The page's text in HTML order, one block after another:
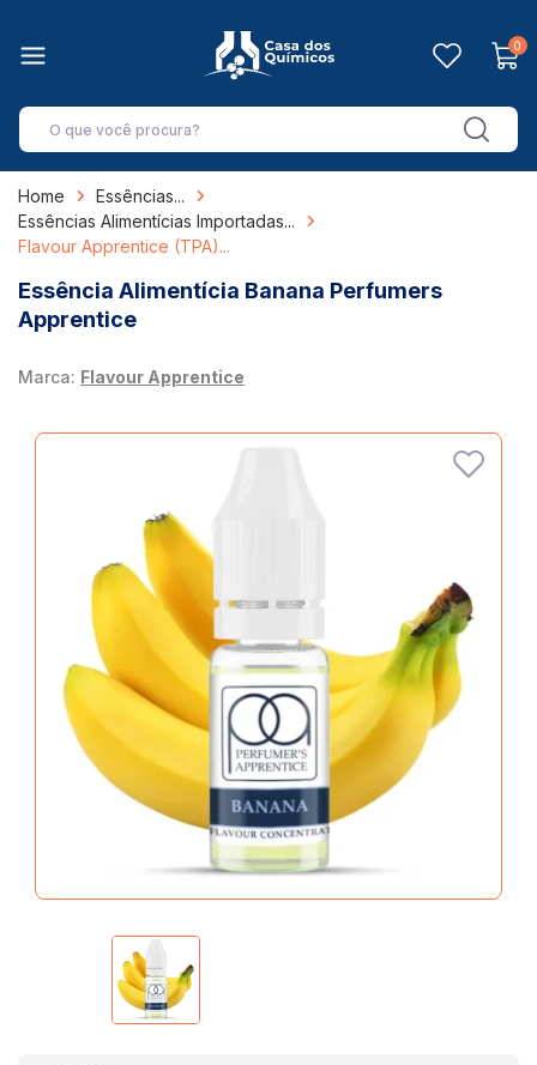
0
Home
Essências
Essências Alimentícias Importadas
Flavour Apprentice (TPA)
Essência Alimentícia Banana Perfumers
Apprentice
Marca: Flavour Apprentice